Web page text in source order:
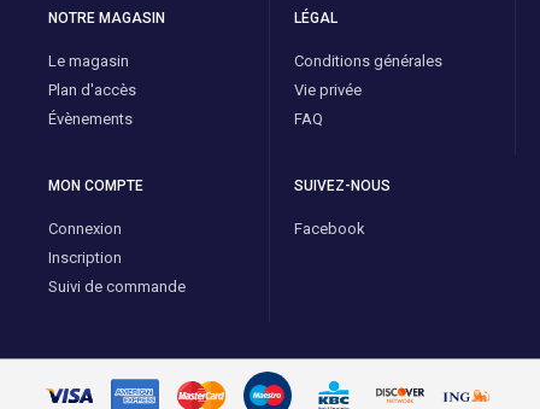
NOTRE MAGASIN
Le magasin
Plan d'accès
Évènements
LÉGAL
Conditions générales
Vie privée
FAQ
MON COMPTE
Connexion
Inscription
Suivi de commande
SUIVEZ-NOUS
Facebook